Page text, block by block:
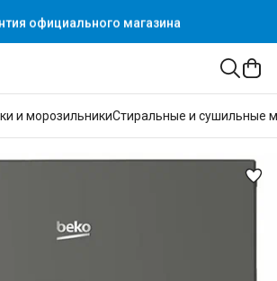
официального магазина
и морозильникиСтиральные и сушильные